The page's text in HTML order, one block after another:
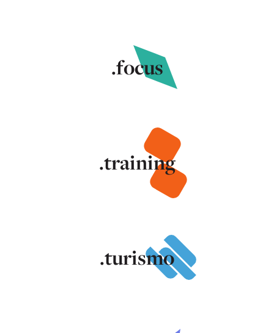
.focus
.training
.turismo